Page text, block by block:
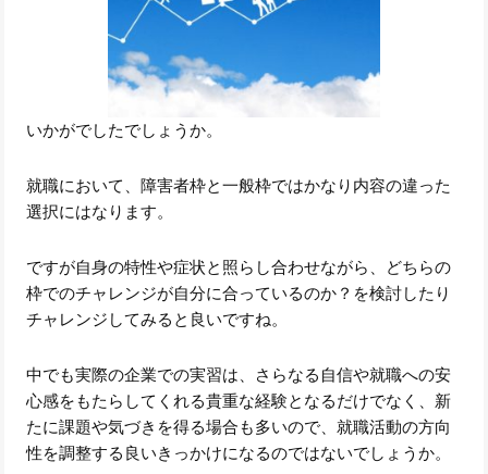
いかがでしたでしょうか。
就職において、障害者枠と一般枠ではかなり内容の違った
選択にはなります。
ですが自身の特性や症状と照らし合わせながら、どちらの
枠でのチャレンジが自分に合っているのか？を検討したり
チャレンジしてみると良いですね。
中でも実際の企業での実習は、さらなる自信や就職への安
心感をもたらしてくれる貴重な経験となるだけでなく、新
たに課題や気づきを得る場合も多いので、就職活動の方向
性を調整する良いきっかけになるのではないでしょうか。